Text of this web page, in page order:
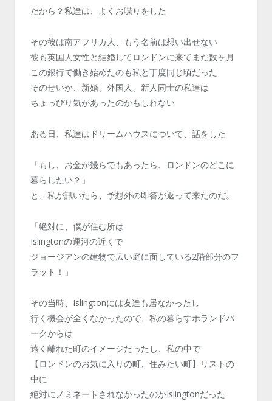
だから？私達は、よくお喋りをした
その彼は南アフリカ人、もう名前は想い出せない
彼も英国人女性と結婚してロンドンに来てまだ数ヶ月
この銀行で働き始めたのも私と丁度同じ頃だった
そのせいか、新婚、外国人、新人同士の私達は
ちょっぴり気があったのかもしれない
ある日、私達はドリームハウスについて、話をした
「もし、お金が幾らでもあったら、ロンドンのどこに
暮らしたい？」
と、私が訊いたら、予想外の即答が返って来たのだ。
「絶対に、僕が住む所は
Islingtonの運河の近くで
ジョージアンの建物で広い庭に面している2階部分のフ
ラット！」
その当時、Islingtonには友達も居なかったし
行く機会が全くなかったので、私の暮らすホランドパ
ークからは
遠く離れた町のイメージだったし、私の中で
【ロンドンのお気に入りの町、住みたい町】リストの
中に
絶対にノミネートされなかったのがIslingtonだった